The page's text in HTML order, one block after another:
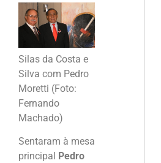
Silas da Costa e
Silva com Pedro
Moretti (Foto:
Fernando
Machado)
Sentaram à mesa
principal
Pedro